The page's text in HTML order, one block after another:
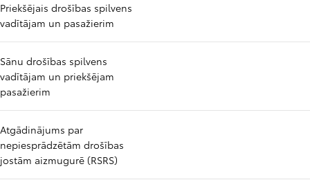
Priekšējais drošības spilvens
vadītājam un pasažierim
Sānu drošības spilvens
vadītājam un priekšējam
pasažierim
Atgādinājums par
nepiesprādzētām drošības
jostām aizmugurē (RSRS)